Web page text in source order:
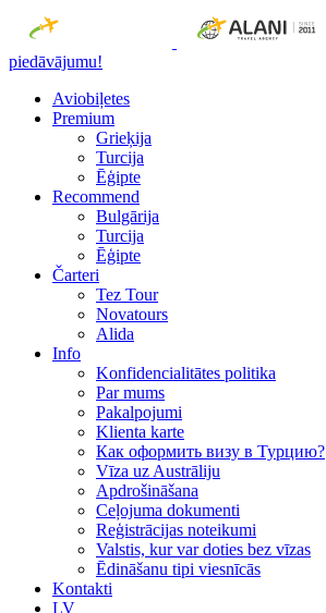
piedāvājumu!
Aviobiļetes
Premium
Grieķija
Turcija
Ēģipte
Recommend
Bulgārija
Turcija
Ēģipte
Čarteri
Tez Tour
Novatours
Alida
Info
Konfidencialitātes politika
Par mums
Рakalpojumi
Klienta karte
Как оформить визу в Турцию?
Vīza uz Austrāliju
Apdrošināšana
Ceļojuma dokumenti
Reģistrācijas noteikumi
Valstis, kur var doties bez vīzas
Ēdināšanu tipi viesnīcās
Kontakti
LV